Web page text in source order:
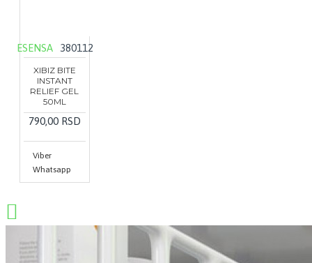
ESENSA 380112
XIBIZ BITE
INSTANT
RELIEF GEL
50ML
790,00 RSD
Viber
Whatsapp